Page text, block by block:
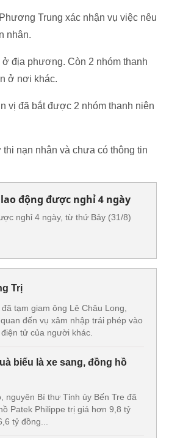
Trung xác nhận vụ việc nêu
nhân.
địa phương. Còn 2 nhóm thanh
ở nơi khác.
vị đã bắt được 2 nhóm thanh niên
nạn nhân và chưa có thông tin
động được nghỉ 4 ngày
nghỉ 4 ngày, từ thứ Bảy (31/8)
Trị
tạm giam ông Lê Châu Long,
đến vụ xâm nhập trái phép vào
tử của người khác.
biếu là xe sang, đồng hồ
nguyên Bí thư Tỉnh ủy Bến Tre đã
Patek Philippe trị giá hơn 9,8 tỷ
tỷ đồng...